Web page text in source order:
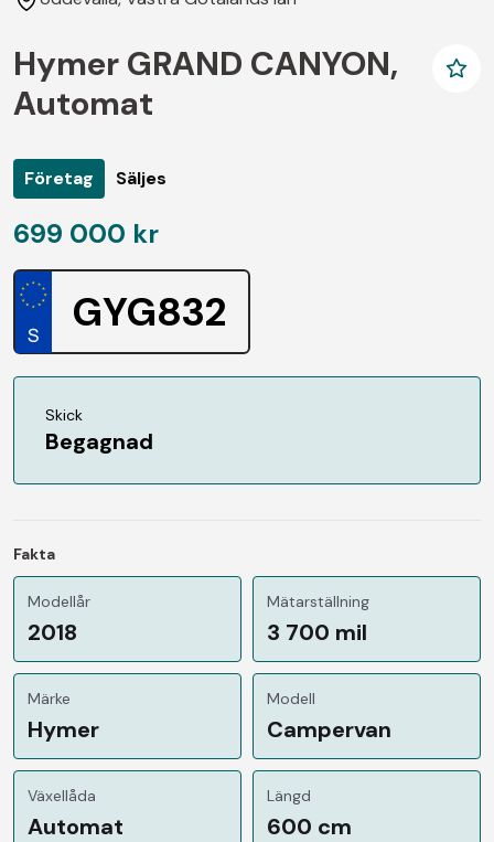
Hymer GRAND CANYON,
Automat
Företag Säljes
699 000 kr
GYG832
Skick
Begagnad
Fakta
Modellår
2018
Mätarställning
3 700 mil
Märke
Hymer
Modell
Campervan
Växellåda
Automat
Längd
600 cm